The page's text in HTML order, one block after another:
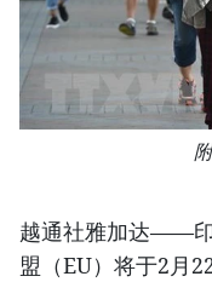
越通社雅加达——
盟（EU）将于2月